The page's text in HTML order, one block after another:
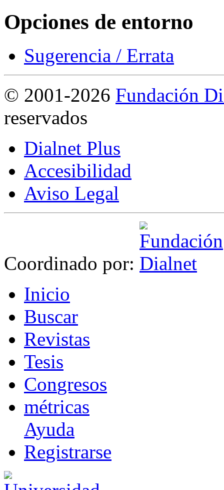
Opciones de entorno
Sugerencia / Errata
© 2001-2026 Fundación
reservados
Dialnet Plus
Accesibilidad
Aviso Legal
Coordinado por:
Inicio
Buscar
Revistas
Tesis
Congresos
métricas
Ayuda
Registrarse